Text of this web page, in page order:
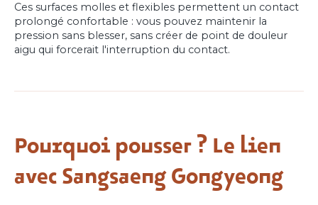
Ces surfaces molles et flexibles permettent un contact
prolongé confortable : vous pouvez maintenir la
pression sans blesser, sans créer de point de douleur
aigu qui forcerait l'interruption du contact.
Pourquoi pousser ? Le lien
avec Sangsaeng Gongyeong